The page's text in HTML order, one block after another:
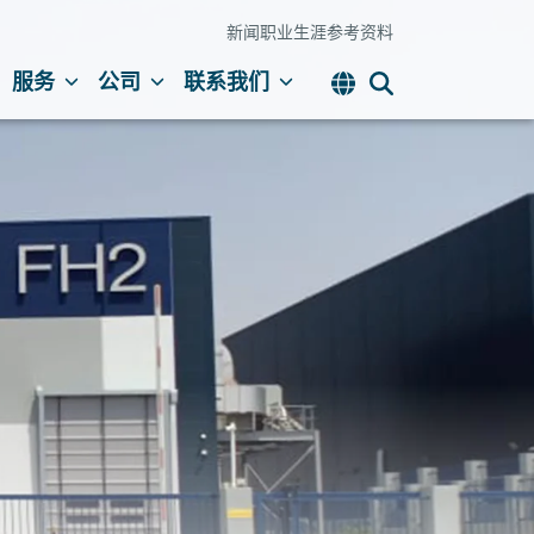
新闻职业生涯参考资料
服务 公司 联系我们